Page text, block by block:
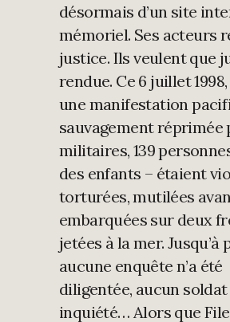
désormais d’un site
mémoriel. Ses acteurs
justice. Ils veulent que
rendue. Ce 6 juillet
une manifestation
sauvagement réprimée
militaires, 139
des enfants – étaient
torturées, mutilées
embarquées sur deux
jetées à la mer. Jusqu’à
aucune enquête n’a été
diligentée, aucun soldat
inquiété… Alors que